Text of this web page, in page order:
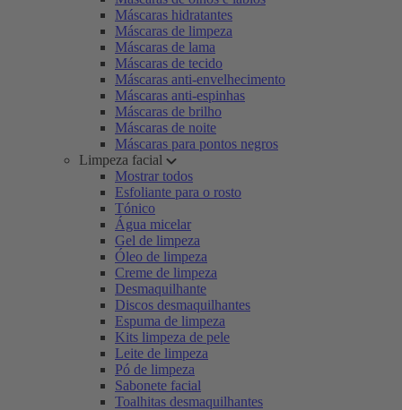
Máscaras hidratantes
Máscaras de limpeza
Máscaras de lama
Máscaras de tecido
Máscaras anti-envelhecimento
Máscaras anti-espinhas
Máscaras de brilho
Máscaras de noite
Máscaras para pontos negros
Limpeza facial
Mostrar todos
Esfoliante para o rosto
Tónico
Água micelar
Gel de limpeza
Óleo de limpeza
Creme de limpeza
Desmaquilhante
Discos desmaquilhantes
Espuma de limpeza
Kits limpeza de pele
Leite de limpeza
Pó de limpeza
Sabonete facial
Toalhitas desmaquilhantes